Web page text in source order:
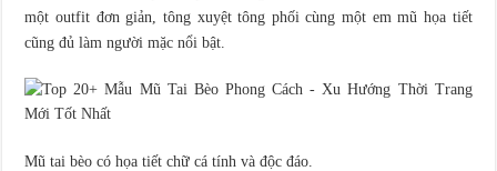
một outfit đơn giản, tông xuyệt tông phối cùng một em mũ họa tiết
cũng đủ làm người mặc nổi bật.
Mũ tai bèo có họa tiết chữ cá tính và độc đáo.